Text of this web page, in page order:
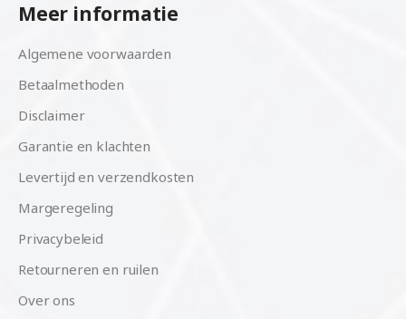
Meer informatie
Algemene voorwaarden
Betaalmethoden
Disclaimer
Garantie en klachten
Levertijd en verzendkosten
Margeregeling
Privacybeleid
Retourneren en ruilen
Over ons